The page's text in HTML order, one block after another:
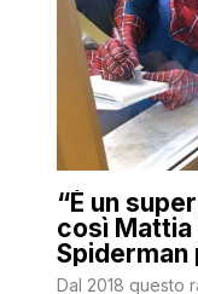
“È un
così
Spiderman
Dal 2018 questo